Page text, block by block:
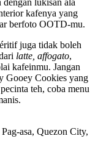
kafenya yang
berfoto OOTD-mu.
juga tidak boleh
latte, affogato,
kafeinmu. Jangan
Gooey Cookies yang
teh, coba menu
asa, Quezon City,